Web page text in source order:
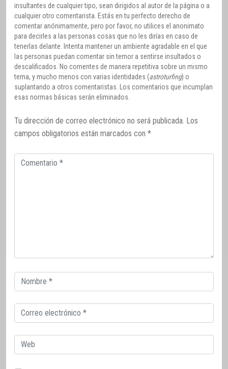
insultantes de cualquier tipo, sean dirigidos al autor de la página o a
cualquier otro comentarista. Estás en tu perfecto derecho de
comentar anónimamente, pero por favor, no utilices el anonimato
para decirles a las personas cosas que no les dirías en caso de
tenerlas delante. Intenta mantener un ambiente agradable en el que
las personas puedan comentar sin temor a sentirse insultados o
descalificados. No comentes de manera repetitiva sobre un mismo
tema, y mucho menos con varias identidades (astroturfing) o
suplantando a otros comentaristas. Los comentarios que incumplan
esas normas básicas serán eliminados.
Tu dirección de correo electrónico no será publicada. Los
campos obligatorios están marcados con *
Comentario
Correo
electrónico
Correo
electrónico
Web